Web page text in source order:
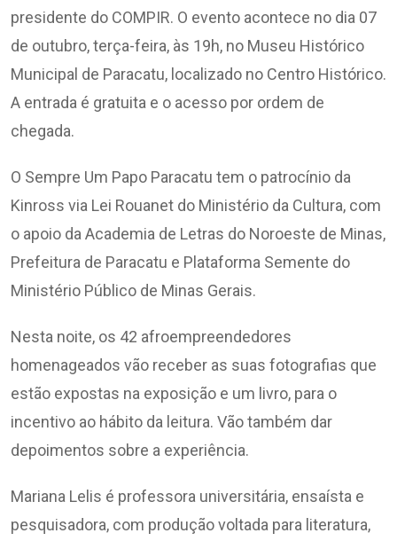
presidente do COMPIR. O evento acontece no dia 07
de outubro, terça-feira, às 19h, no Museu Histórico
Municipal de Paracatu, localizado no Centro Histórico.
A entrada é gratuita e o acesso por ordem de
chegada.
O Sempre Um Papo Paracatu tem o patrocínio da
Kinross via Lei Rouanet do Ministério da Cultura, com
o apoio da Academia de Letras do Noroeste de Minas,
Prefeitura de Paracatu e Plataforma Semente do
Ministério Público de Minas Gerais.
Nesta noite, os 42 afroempreendedores
homenageados vão receber as suas fotografias que
estão expostas na exposição e um livro, para o
incentivo ao hábito da leitura. Vão também dar
depoimentos sobre a experiência.
Mariana Lelis é professora universitária, ensaísta e
pesquisadora, com produção voltada para literatura,